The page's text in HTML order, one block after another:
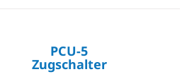
PCU-5
Zugschalter